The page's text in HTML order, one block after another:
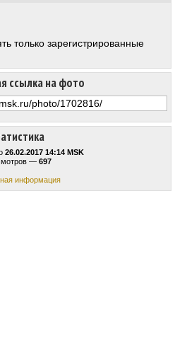
26.02.2017 14:14 MSK
— 697
информация
ссылка на фото
только зарегистрированные